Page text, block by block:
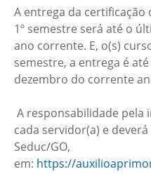
A entrega da certificação
1º semestre será até o
ano corrente. E, o(s)
semestre, a entrega é
dezembro do corrente
A responsabilidade pela
cada servidor(a) e
Seduc/GO,
em: https://